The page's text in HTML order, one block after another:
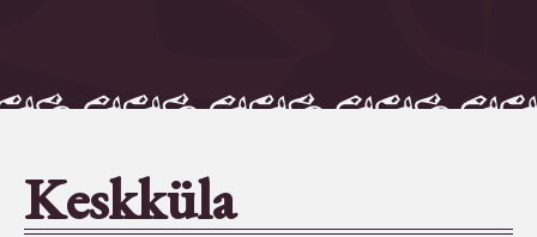
Seltsid-ühingud
Keskküla